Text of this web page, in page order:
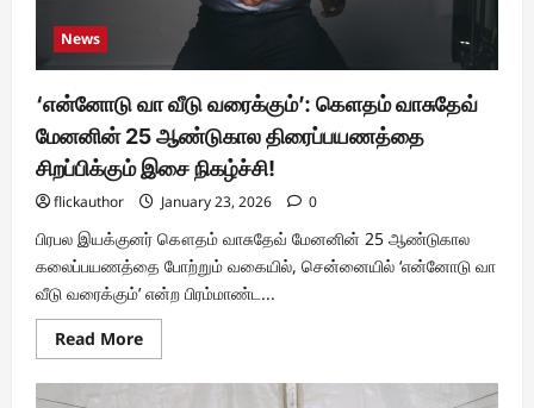
News
‘என்னோடு வா வீடு வரைக்கும்’: கௌதம் வாசுதேவ்
மேனனின் 25 ஆண்டுகால திரைப்பயணத்தை
சிறப்பிக்கும் இசை நிகழ்ச்சி!
flickauthor January 23, 2026 0
பிரபல இயக்குனர் கௌதம் வாசுதேவ் மேனனின் 25 ஆண்டுகால
கலைப்பயணத்தை போற்றும் வகையில், சென்னையில் ‘என்னோடு வா
வீடு வரைக்கும்’ என்ற பிரம்மாண்ட...
Read MoreRead
more
‘என்னோடு